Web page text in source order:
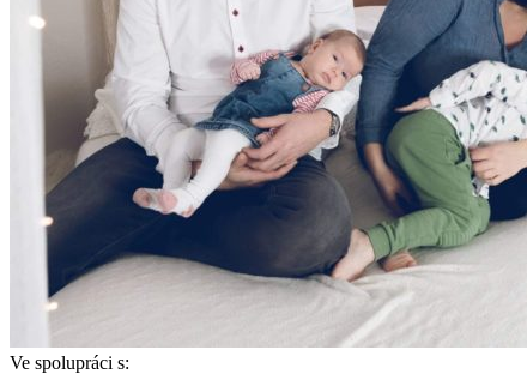
Ve spolupráci s: